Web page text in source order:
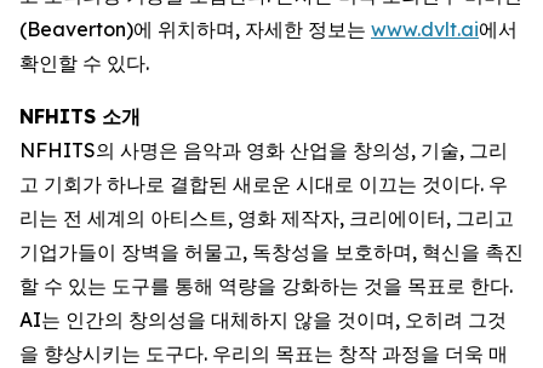
(Beaverton)에 위치하며, 자세한 정보는 www.dvlt.ai에서
확인할 수 있다.
NFHITS 소개
NFHITS의 사명은 음악과 영화 산업을 창의성, 기술, 그리
고 기회가 하나로 결합된 새로운 시대로 이끄는 것이다. 우
리는 전 세계의 아티스트, 영화 제작자, 크리에이터, 그리고
기업가들이 장벽을 허물고, 독창성을 보호하며, 혁신을 촉진
할 수 있는 도구를 통해 역량을 강화하는 것을 목표로 한다.
AI는 인간의 창의성을 대체하지 않을 것이며, 오히려 그것
을 향상시키는 도구다. 우리의 목표는 창작 과정을 더욱 매